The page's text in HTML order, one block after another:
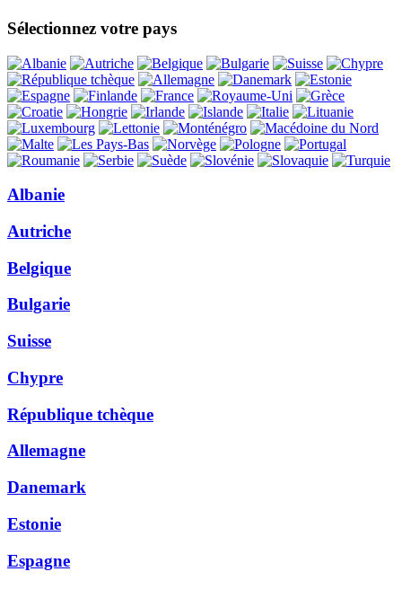
Sélectionnez votre pays
Albanie
Autriche
Belgique
Bulgarie
Suisse
Chypre
République tchèque
Allemagne
Danemark
Estonie
Espagne